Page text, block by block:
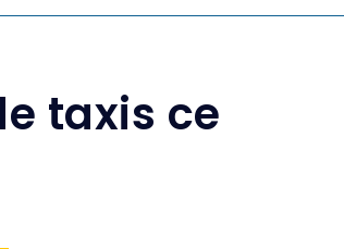
taxis ce